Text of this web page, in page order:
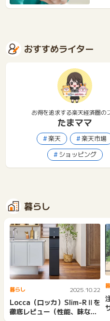
おすすめライター
お得を追求する楽天経済圏の
たまママ
楽天
楽天市場
ショッピング
暮らし
暮らし 2025.10.22
Locca（ロッカ）Slim-RⅡを
徹底レビュー（性能、味な